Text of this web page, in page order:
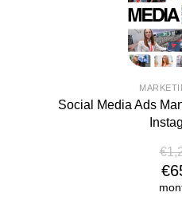
Social Media Ads